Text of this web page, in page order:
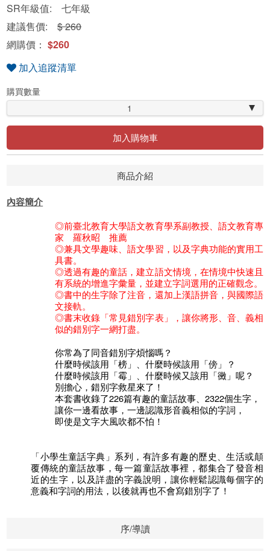
SR年級值: 七年級
建議售價:$ 260
網購價：$260
加入追蹤清單
購買數量
1
加入購物車
商品介紹
內容簡介
◎前臺北教育大學語文教育學系副教授、語文教育專
家 羅秋昭 推薦
◎兼具文學趣味、語文學習，以及字典功能的實用工
具書。
◎透過有趣的童話，建立語文情境，在情境中快速且
有系統的增進字彙量，並建立字詞選用的正確觀念。
◎書中的生字除了注音，還加上漢語拼音，與國際語
文接軌。
◎書末收錄「常見錯別字表」，讓你將形、音、義相
似的錯別字一網打盡。
你常為了同音錯別字煩惱嗎？
什麼時候該用「榜」、什麼時候該用「傍」？
什麼時候該用「霉」、什麼時候又該用「黴」呢？
別擔心，錯別字救星來了！
本套書收錄了226篇有趣的童話故事、2322個生字，
讓你一邊看故事，一邊認識形音義相似的字詞，
即使是文字大風吹都不怕！
「小學生童話字典」系列，有許多有趣的歷史、生活或顛
覆傳統的童話故事，每一篇童話故事裡，都集合了發音相
近的生字，以及詳盡的字義說明，讓你輕鬆認識每個字的
意義和字詞的用法，以後就再也不會寫錯別字了！
序/導讀